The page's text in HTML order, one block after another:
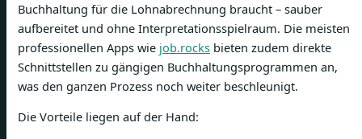
Buchhaltung für die Lohnabrechnung braucht – sauber
aufbereitet und ohne Interpretationsspielraum. Die meisten
professionellen Apps wie job.rocks bieten zudem direkte
Schnittstellen zu gängigen Buchhaltungsprogrammen an,
was den ganzen Prozess noch weiter beschleunigt.
Die Vorteile liegen auf der Hand: